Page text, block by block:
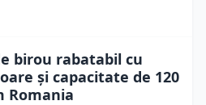
birou rabatabil cu
și capacitate de 120
Romania